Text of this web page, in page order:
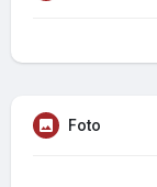
Foto